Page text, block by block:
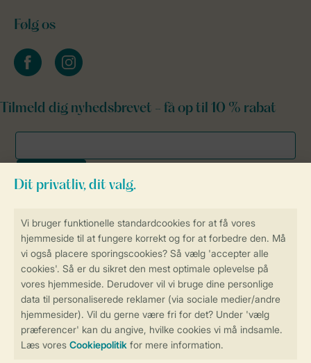
Få en personligt tilpasset oplevelse
på Landal.dk
Sikker og hurtig online booking
Sikker datahåndtering
Følg os
facebookinstagram
Tilmeld dig nyhedsbrevet - få op til 10 % rabat